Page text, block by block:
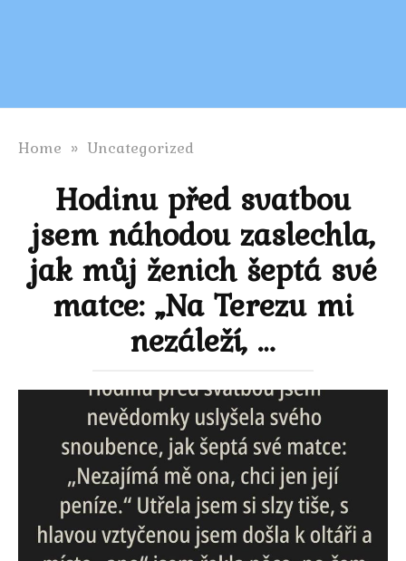
Home » Uncategorized
Hodinu před svatbou
jsem náhodou zaslechla,
jak můj ženich šeptá své
matce: „Na Terezu mi
nezáleží, …